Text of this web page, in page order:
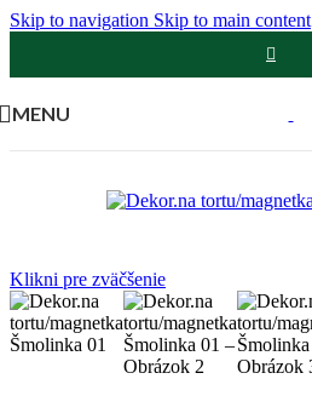
Skip to navigation Skip to main content
MENU
Klikni pre zväčšenie